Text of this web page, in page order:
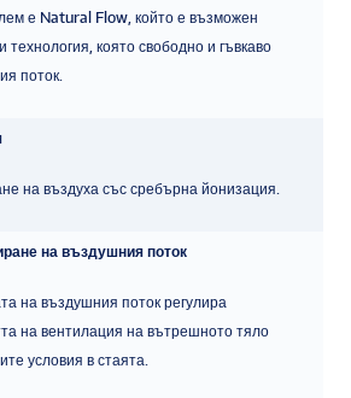
е Natural Flow, който е възможен
технология, която свободно и гъвкаво
поток.
на въздуха със сребърна йонизация.
на въздушния поток
на въздушния поток регулира
на вентилация на вътрешното тяло
условия в стаята.